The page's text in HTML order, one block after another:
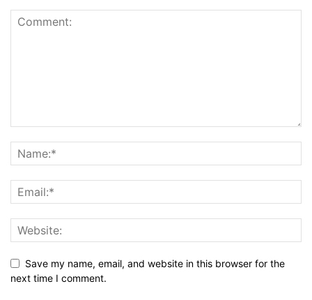
Save my name, email, and website in this browser for the
next time I comment.